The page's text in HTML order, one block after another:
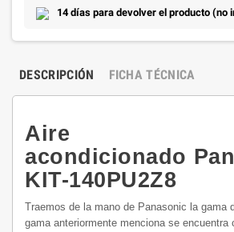
14 días para devolver el producto (no
DESCRIPCIÓN FICHA TÉCNICA
Aire
acondicionado
KIT-140PU2Z8
Traemos de la mano de Panasonic la gama
gama anteriormente menciona se encuentra